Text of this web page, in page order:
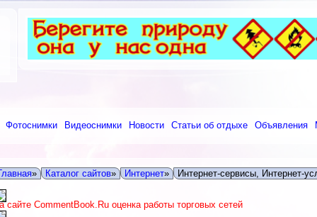
Фотоснимки Видеоснимки Новости Статьи об отдыхе Объявления
» Каталог сайтов» Интернет» Интернет-сервисы, Интернет-
сайте CommentBook.Ru оценка работы торговых сетей